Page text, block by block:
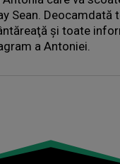
Sean. Deocamdată
şi toate
a Antoniei.